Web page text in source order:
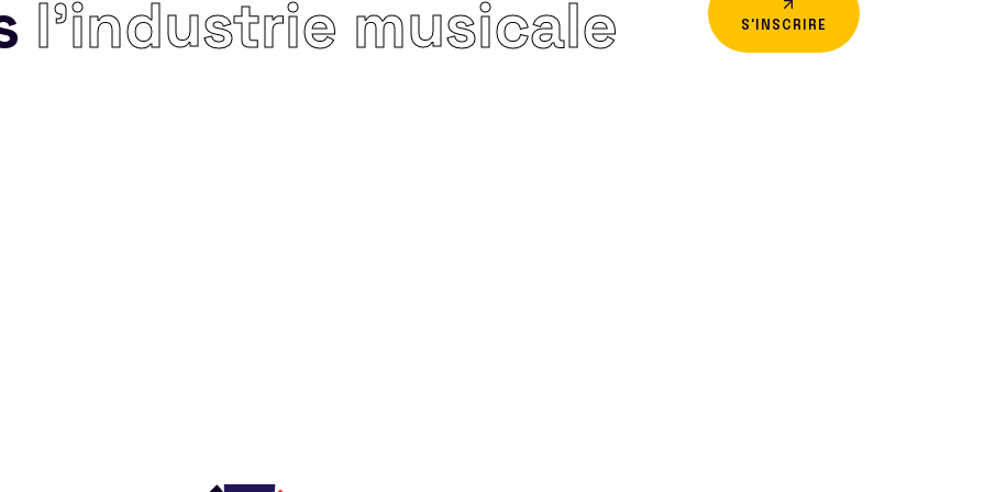
l’industrie musicale S'INSCRIRE